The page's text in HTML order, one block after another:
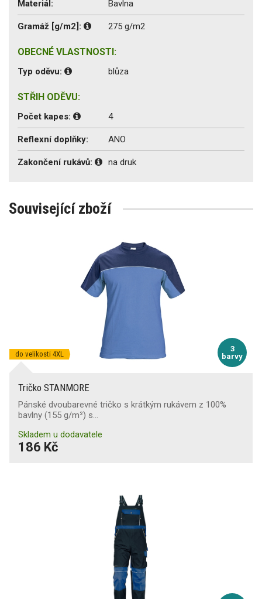
Materiál: Bavlna
Gramáž [g/m2]: 275 g/m2
OBECNÉ VLASTNOSTI:
Typ oděvu: blůza
STŘIH ODĚVU:
Počet kapes: 4
Reflexní doplňky: ANO
Zakončení rukávů: na druk
Související zboží
3
barvy
do velikosti 4XL
Tričko STANMORE
Pánské dvoubarevné tričko s krátkým rukávem z 100%
bavlny (155 g/m²) s…
Skladem u dodavatele
186 Kč